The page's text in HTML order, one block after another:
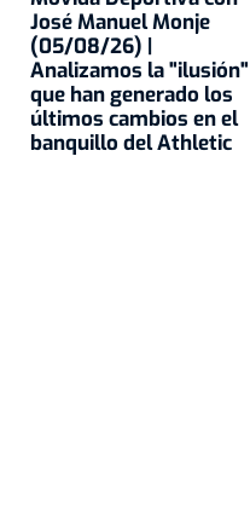
José Manuel Monje
(05/08/26) |
Analizamos la "ilusión"
que han generado los
últimos cambios en el
banquillo del Athletic